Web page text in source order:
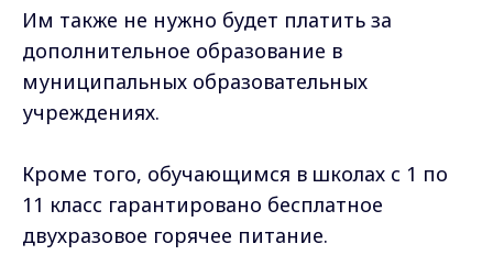
Им также не нужно будет платить за
дополнительное образование в
муниципальных образовательных
учреждениях.
Кроме того, обучающимся в школах с 1 по
11 класс гарантировано бесплатное
двухразовое горячее питание.